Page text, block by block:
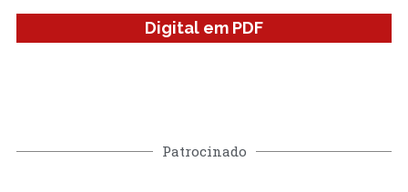
Digital em PDF
Patrocinado